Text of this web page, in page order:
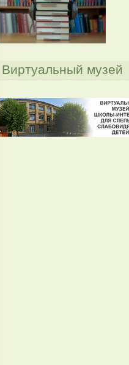
Виртуальный музей